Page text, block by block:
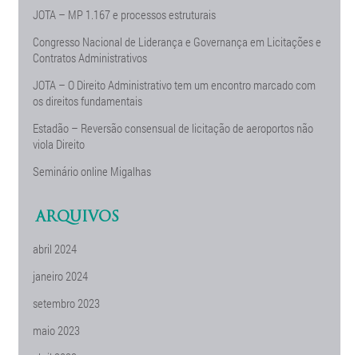
JOTA – MP 1.167 e processos estruturais
Congresso Nacional de Liderança e Governança em Licitações e
Contratos Administrativos
JOTA – O Direito Administrativo tem um encontro marcado com
os direitos fundamentais
Estadão – Reversão consensual de licitação de aeroportos não
viola Direito
Seminário online Migalhas
ARQUIVOS
abril 2024
janeiro 2024
setembro 2023
maio 2023